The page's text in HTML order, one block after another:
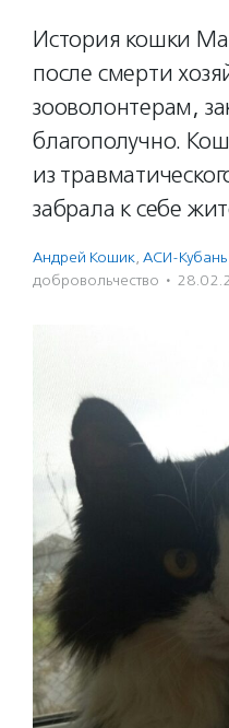
История кошки
после смерти
зооволонтерам,
благополучно.
из
забрала к себе
Андрей Кошик, АСИ-Кубань
доброволь­чест­во ·